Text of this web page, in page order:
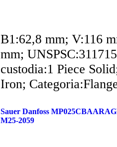
B1:62,8 mm; V:116
mm;
custodia:1 Piece
Iron;
Sauer Danfoss
M25-2059